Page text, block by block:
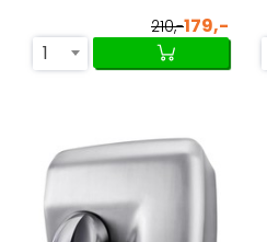
210,-179,-
1